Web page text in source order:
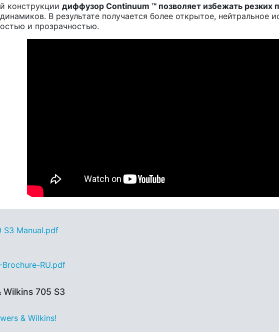
конструкции диффузор Continuum ™ позволяет избежать резких
В результате получается более открытое, нейтральное
и прозрачностью.
S3 Manual.pdf
RU.pdf
705 S3
& Wilkins!